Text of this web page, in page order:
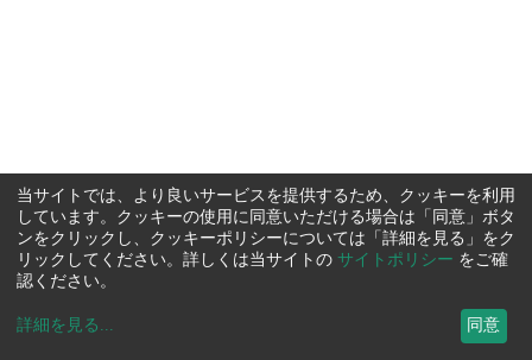
当サイトでは、より良いサービスを提供するため、クッキーを利用
しています。クッキーの使用に同意いただける場合は「同意」ボタ
ンをクリックし、クッキーポリシーについては「詳細を見る」をク
リックしてください。詳しくは当サイトの サイトポリシー をご確
認ください。
詳細を見る ... 同意